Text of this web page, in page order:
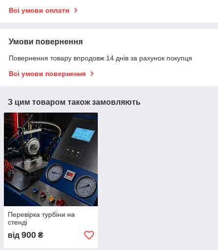
Всі умови оплати
Умови повернення
Повернення товару впродовж 14 днів за рахунок покупця
Всі умови повернення
З цим товаром також замовляють
Перевірка турбіни на
стенді
від 900 ₴